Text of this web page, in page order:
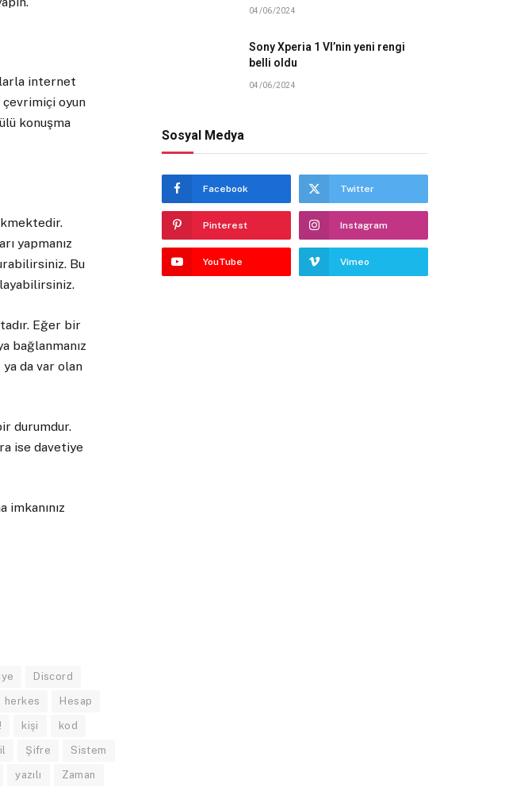
internet
oyun
konuşma
yapmanız
Bu
Eğer bir
bağlanmanız
da var olan
durumdur.
ise davetiye
Discord
herkes Hesap
kişi kod
Şifre Sistem
yazılı Zaman
04/06/2024
Sony Xperia 1 VI’nin yeni rengi
belli oldu
04/06/2024
Sosyal Medya
Facebook Twitter
Pinterest Instagram
YouTube Vimeo